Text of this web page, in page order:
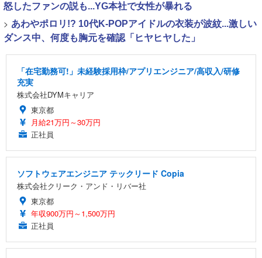
怒したファンの説も...YG本社で女性が暴れる
> あわやポロリ!? 10代K-POPアイドルの衣装が波紋...激しい
ダンス中、何度も胸元を確認「ヒヤヒヤした」
「在宅勤務可!」未経験採用枠/アプリエンジニア/高収入/研修
充実
株式会社DYMキャリア
東京都
月給21万円～30万円
正社員
ソフトウェアエンジニア テックリード Copia
株式会社クリーク・アンド・リバー社
東京都
年収900万円～1,500万円
正社員